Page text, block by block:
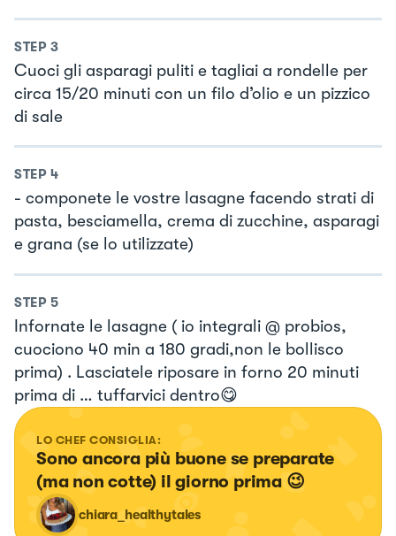
STEP 3
Cuoci gli asparagi puliti e tagliai a rondelle per
circa 15/20 minuti con un filo d’olio e un pizzico
di sale
STEP 4
- componete le vostre lasagne facendo strati di
pasta, besciamella, crema di zucchine, asparagi
e grana (se lo utilizzate)
STEP 5
Infornate le lasagne ( io integrali @ probios,
cuociono 40 min a 180 gradi,non le bollisco
prima) . Lasciatele riposare in forno 20 minuti
prima di … tuffarvici dentro😋
LO CHEF CONSIGLIA:
Sono ancora più buone se preparate
(ma non cotte) il giorno prima 😉
chiara_healthytales